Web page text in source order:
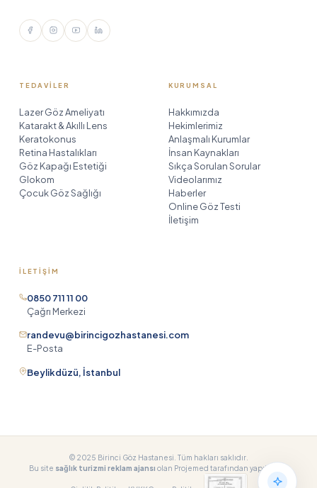
TEDAVILER
Lazer Göz Ameliyatı
Katarakt & Akıllı Lens
Keratokonus
Retina Hastalıkları
Göz Kapağı Estetiği
Glokom
Çocuk Göz Sağlığı
KURUMSAL
Hakkımızda
Hekimlerimiz
Anlaşmalı Kurumlar
İnsan Kaynakları
Sıkça Sorulan Sorular
Videolarımız
Haberler
Online Göz Testi
İletişim
İLETIŞIM
0850 711 11 00
Çağrı Merkezi
randevu@birincigozhastanesi.com
E-Posta
Beylikdüzü, İstanbul
© 2025 Birinci Göz Hastanesi. Tüm hakları saklıdır.
Bu site sağlık turizmi reklam ajansı olan Projemed tarafından yapılmıştır.
asistanıyım. Size yardımcı olabilmem